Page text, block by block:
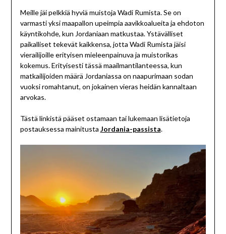
Meille jäi pelkkiä hyviä muistoja Wadi Rumista. Se on
varmasti yksi maapallon upeimpia aavikkoalueita ja ehdoton
käyntikohde, kun Jordaniaan matkustaa. Ystävälliset
paikalliset tekevät kaikkensa, jotta Wadi Rumista jäisi
vierailijoille erityisen mieleenpainuva ja muistorikas
kokemus. Erityisesti tässä maailmantilanteessa, kun
matkailijoiden määrä Jordaniassa on naapurimaan sodan
vuoksi romahtanut, on jokainen vieras heidän kannaltaan
arvokas.
Tästä linkistä pääset ostamaan tai lukemaan lisätietoja
postauksessa mainitusta Jordania-passista.